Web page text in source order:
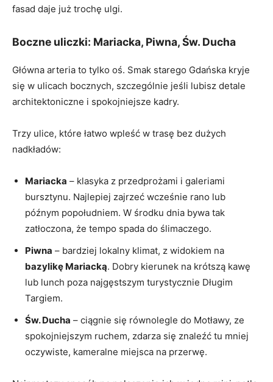
fasad daje już trochę ulgi.
Boczne uliczki: Mariacka, Piwna, Św. Ducha
Główna arteria to tylko oś. Smak starego Gdańska kryje
się w ulicach bocznych, szczególnie jeśli lubisz detale
architektoniczne i spokojniejsze kadry.
Trzy ulice, które łatwo wpleść w trasę bez dużych
nadkładów:
Mariacka – klasyka z przedprożami i galeriami
bursztynu. Najlepiej zajrzeć wcześnie rano lub
późnym popołudniem. W środku dnia bywa tak
zatłoczona, że tempo spada do ślimaczego.
Piwna – bardziej lokalny klimat, z widokiem na
bazylikę Mariacką. Dobry kierunek na krótszą kawę
lub lunch poza najgęstszym turystycznie Długim
Targiem.
Św. Ducha – ciągnie się równolegle do Motławy, ze
spokojniejszym ruchem, zdarza się znaleźć tu mniej
oczywiste, kameralne miejsca na przerwę.